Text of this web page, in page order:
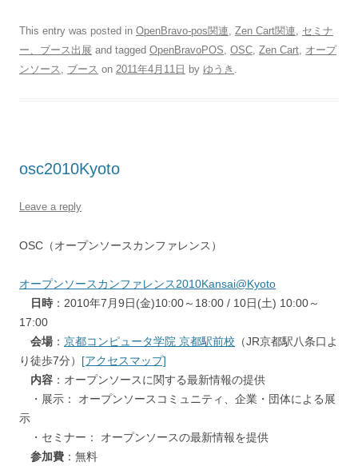
This entry was posted in OpenBravo-pos関連, Zen Cart関連, セミナ
ー、ブース出展 and tagged OpenBravoPOS, OSC, Zen Cart, オープ
ンソース , ブース on 2011年4月11日 by ゆうき .
osc2010Kyoto
Leave a reply
OSC（オープンソースカンファレンス）
オープンソースカンファレンス2010Kansai@Kyoto
日時 ：2010年7月9日(金)10:00～18:00 / 10日(土) 10:00～
17:00
会場 ： 京都コンピュータ学院 京都駅前校 （JR京都駅八条口よ
り徒歩7分） [アクセスマップ]
内容 ：オープンソースに関する最新情報の提供
・展示： オープンソースコミュニティ、企業・団体による展
示
・セミナー： オープンソースの最新情報を提供
参加費 ：無料